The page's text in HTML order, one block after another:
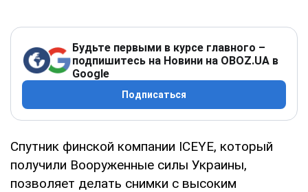
Будьте первыми в курсе главного –
подпишитесь на Новини на OBOZ.UA в
Google
Подписаться
Спутник финской компании ICEYE, который
получили Вооруженные силы Украины,
позволяет делать снимки с высоким